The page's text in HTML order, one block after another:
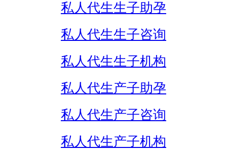
私人代生生子助孕
私人代生生子咨询
私人代生生子机构
私人代生产子助孕
私人代生产子咨询
私人代生产子机构